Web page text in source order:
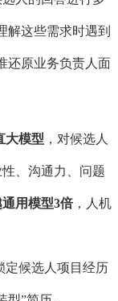
解这些需求时遇到
还原业务负责人面
大模型 ，对候选人
、沟通力、问题
用模型3倍 ，人机
定候选人项目经历